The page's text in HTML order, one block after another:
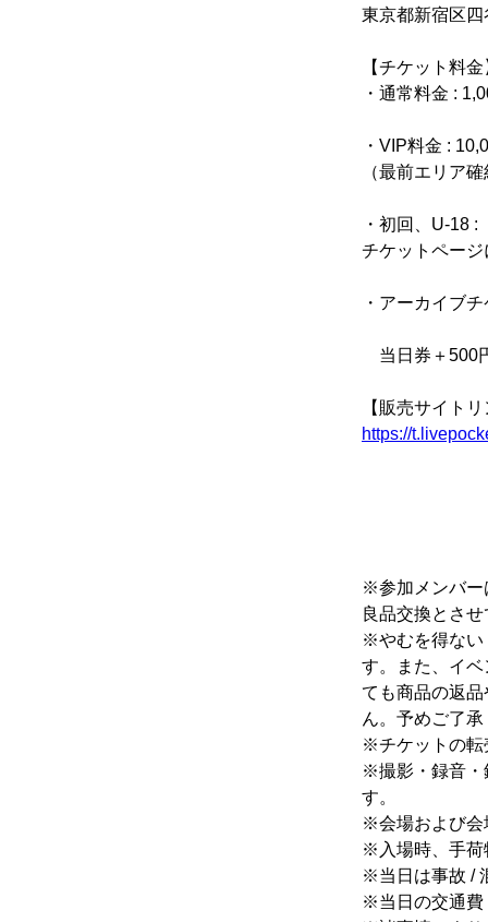
東京都新宿区四
【チケット料金
・通常料金 :
・VIP料金 :
（最前エリア
・初回、U-18 :
チケットペー
・アーカイブ
当日券＋500
【販売サイト
https://
※参加メンバー
良品交換とさ
※やむを得ない
す。また、イ
ても商品の返
ん。予めご了
※チケットの転
※撮影・録音・
す。
※会場および会
※入場時、手荷
※当日は事故 /
※当日の交通費